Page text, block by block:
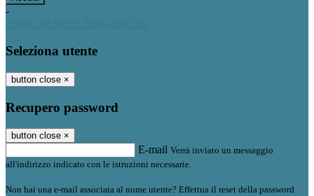
-
Seleziona utente
button close ×
Recupero password
button close ×
E-mail Verrà inviato un messaggio
all'indirizzo indicato con le istruzioni necessarie.
Non hai una e-mail associata al nome utente? Effettua il reset della password